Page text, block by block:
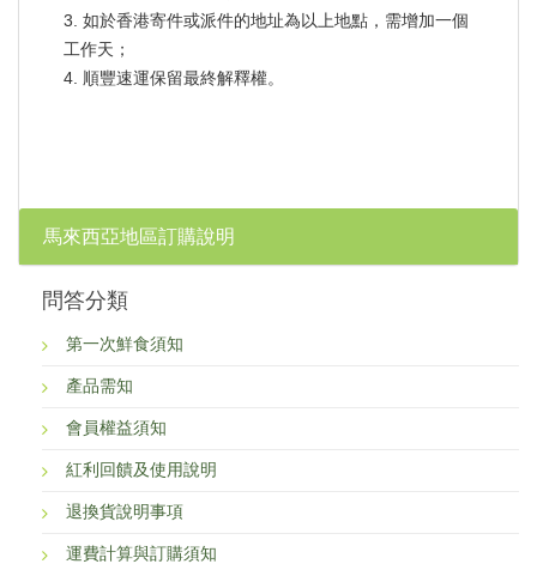
3. 如於香港寄件或派件的地址為以上地點，需增加一個
工作天；
4. 順豐速運保留最終解釋權。
馬來西亞地區訂購說明
問答分類
第一次鮮食須知
產品需知
會員權益須知
紅利回饋及使用說明
退換貨說明事項
運費計算與訂購須知